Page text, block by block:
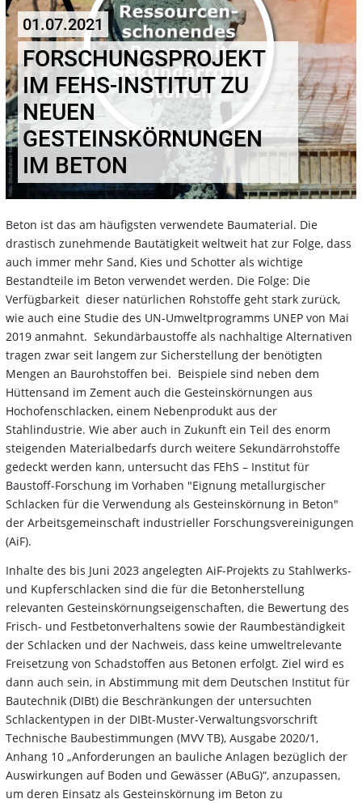
01.07.2021
FORSCHUNGSPROJEKT
IM FEHS-INSTITUT ZU
NEUEN
GESTEINSKÖRNUNGEN
IM BETON
Beton ist das am häufigsten verwendete Baumaterial. Die
drastisch zunehmende Bautätigkeit weltweit hat zur Folge, dass
auch immer mehr Sand, Kies und Schotter als wichtige
Bestandteile im Beton verwendet werden. Die Folge: Die
Verfügbarkeit dieser natürlichen Rohstoffe geht stark zurück,
wie auch eine Studie des UN-Umweltprogramms UNEP von Mai
2019 anmahnt. Sekundärbaustoffe als nachhaltige Alternativen
tragen zwar seit langem zur Sicherstellung der benötigten
Mengen an Baurohstoffen bei. Beispiele sind neben dem
Hüttensand im Zement auch die Gesteinskörnungen aus
Hochofenschlacken, einem Nebenprodukt aus der
Stahlindustrie. Wie aber auch in Zukunft ein Teil des enorm
steigenden Materialbedarfs durch weitere Sekundärrohstoffe
gedeckt werden kann, untersucht das FEhS – Institut für
Baustoff-Forschung im Vorhaben "Eignung metallurgischer
Schlacken für die Verwendung als Gesteinskörnung in Beton"
der Arbeitsgemeinschaft industrieller Forschungsvereinigungen
(AiF).
Inhalte des bis Juni 2023 angelegten AiF-Projekts zu Stahlwerks-
und Kupferschlacken sind die für die Betonherstellung
relevanten Gesteinskörnungseigenschaften, die Bewertung des
Frisch- und Festbetonverhaltens sowie der Raumbeständigkeit
der Schlacken und der Nachweis, dass keine umweltrelevante
Freisetzung von Schadstoffen aus Betonen erfolgt. Ziel wird es
dann auch sein, in Abstimmung mit dem Deutschen Institut für
Bautechnik (DIBt) die Beschränkungen der untersuchten
Schlackentypen in der DIBt-Muster-Verwaltungsvorschrift
Technische Baubestimmungen (MVV TB), Ausgabe 2020/1,
Anhang 10 „Anforderungen an bauliche Anlagen bezüglich der
Auswirkungen auf Boden und Gewässer (ABuG)“, anzupassen,
um deren Einsatz als Gesteinskörnung im Beton zu